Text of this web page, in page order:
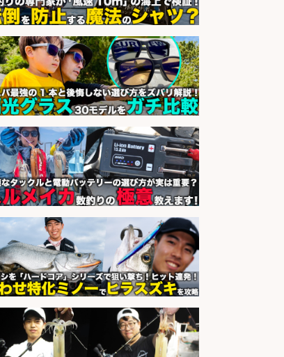
発業務
sponsored by 求人ボックス
オキアミをはじめとする釣り餌の
「製造」/釣り好き歓迎
会社名 広松久水産株式会社
sponsored by 求人ボックス
福岡/未経験歓迎「ルート営業」/釣
り好き歓迎/インセンティブ
会社名 広松久水産株式会社
sponsored by 求人ボックス
さらに求人情報を見る